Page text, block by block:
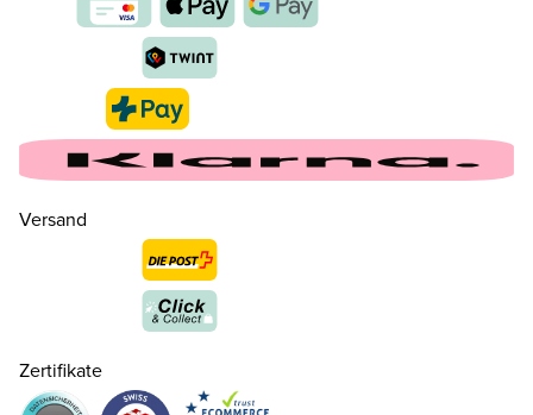
36 ( 3½ ) CHF 189.00
37 ( 4 ) CHF 189.00
CHF 189.00
38 ( 5 ) CHF 189.00
Versand
Zertifikate